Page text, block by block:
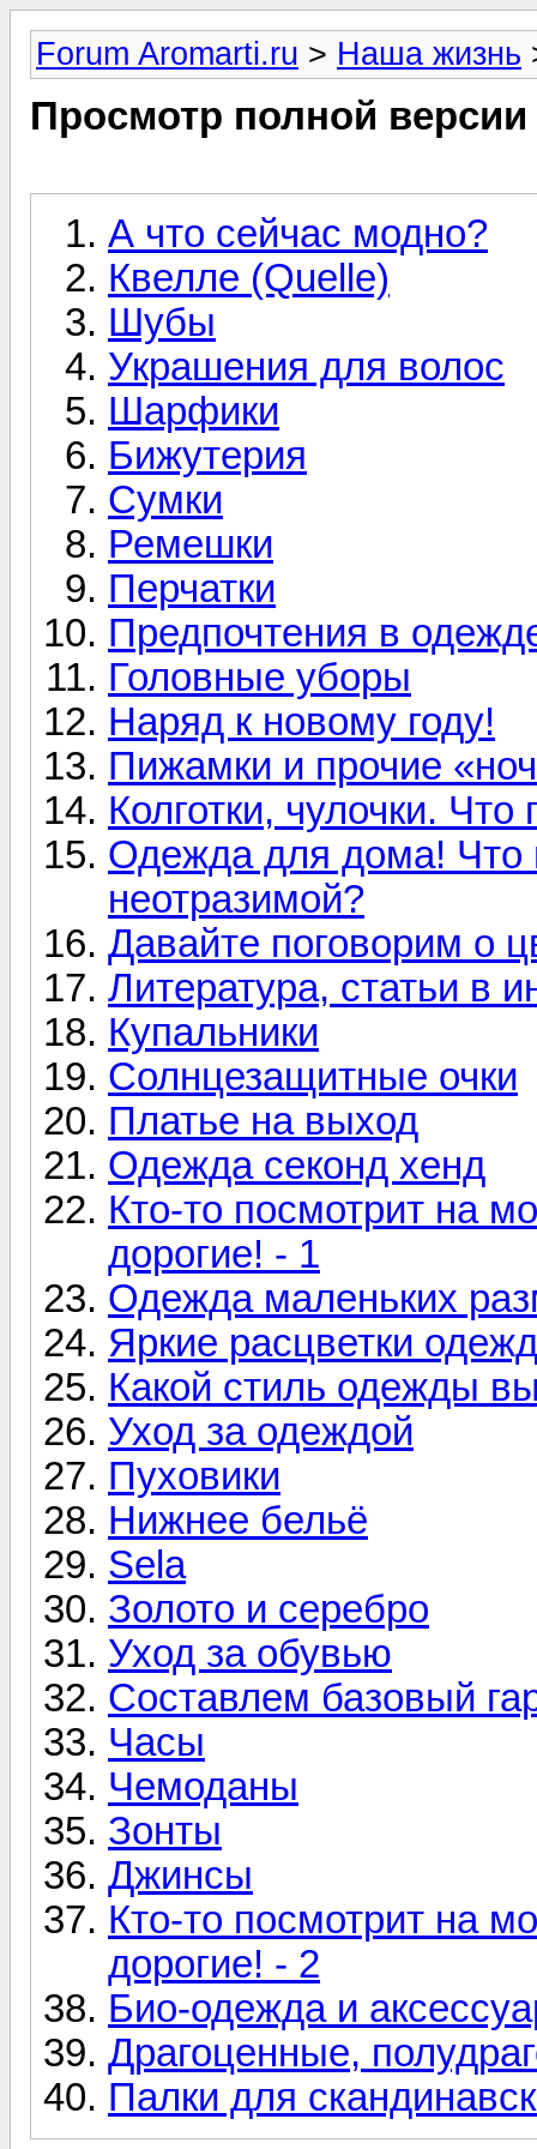
Forum Aromarti.ru > Наша жизнь
Просмотр полной
А что сейчас модно?
Квелле (Quelle)
Шубы
Украшения для волос
Шарфики
Бижутерия
Сумки
Ремешки
Перчатки
Предпочтения в
Головные уборы
Наряд к новому году!
Пижамки и прочие
Колготки, чулочки. Что
Одежда для дома! Что
неотразимой?
Давайте поговорим о
Литература, статьи в
Купальники
Солнцезащитные очки
Платье на выход
Одежда секонд хенд
Кто-то посмотрит на
дорогие! - 1
Одежда маленьких
Яркие расцветки
Какой стиль одежды
Уход за одеждой
Пуховики
Нижнее бельё
Sela
Золото и серебро
Уход за обувью
Составлем базовый
Часы
Чемоданы
Зонты
Джинсы
Кто-то посмотрит на
дорогие! - 2
Био-одежда и
Драгоценные,
Палки для